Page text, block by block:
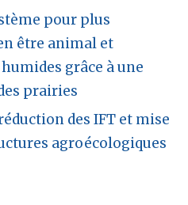
pour plus
être animal et
grâce à une
prairies
des IFT et mise
agroécologiques